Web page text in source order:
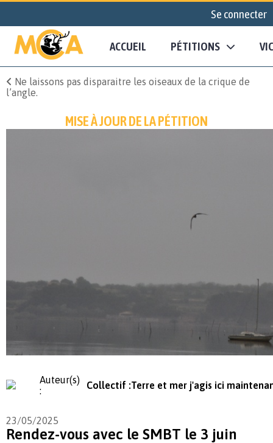
Se connecter
ACCUEIL PÉTITIONS
Ne laissons pas disparaitre les oiseaux de la crique de
l’angle.
MISE À JOUR DE LA PÉTITION
Auteur(s)
:
Collectif :Terre et mer j'agis ici
23/05/2025
Rendez-vous avec le SMBT le 3 juin